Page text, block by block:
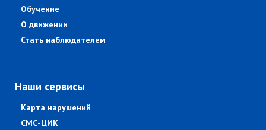
Обучение
О движении
Стать наблюдателем
Наши сервисы
Карта нарушений
СМС-ЦИК